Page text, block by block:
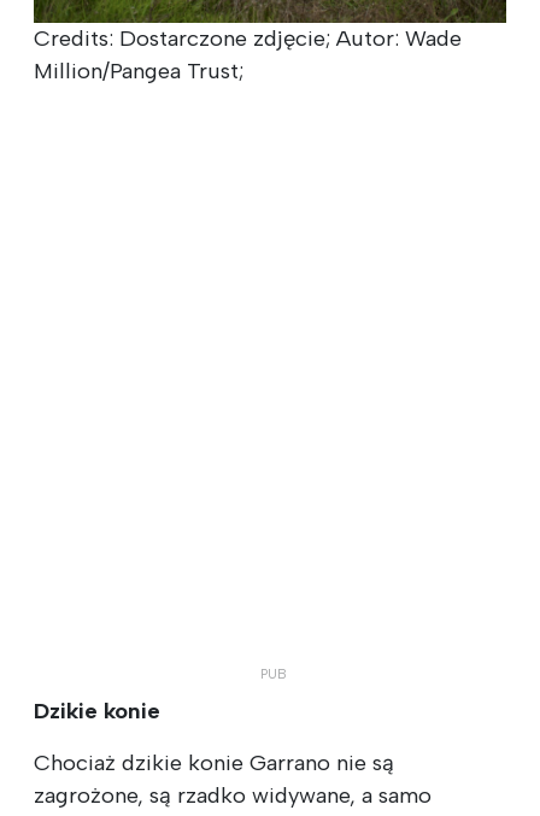
Credits: Dostarczone zdjęcie; Autor: Wade
Million/Pangea Trust;
Dzikie konie
Chociaż dzikie konie Garrano nie są
zagrożone, są rzadko widywane, a samo